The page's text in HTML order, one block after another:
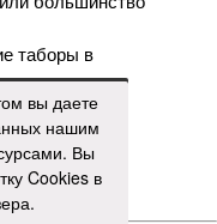
таборы в
на газ и
вы даете
нашим
Вы
Cookies в